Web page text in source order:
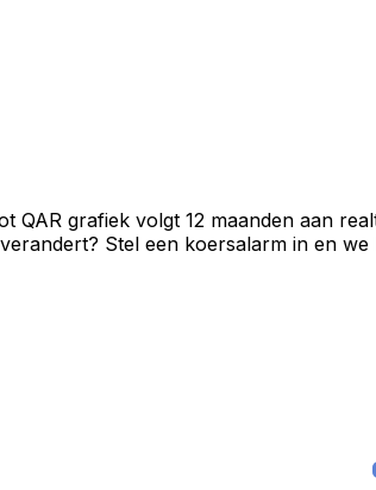
QAR grafiek volgt 12 maanden aan
Stel een koersalarm in en